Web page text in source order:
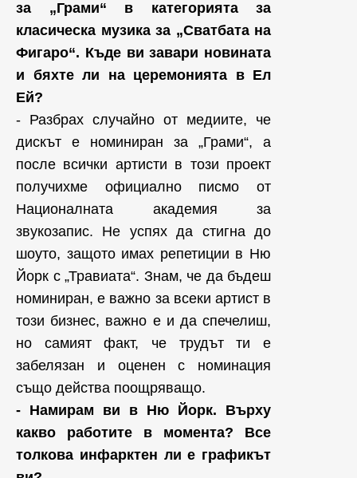
за „Грами“ в категорията за
класическа музика за „Сватбата на
Фигаро“. Къде ви завари новината
и бяхте ли на церемонията в Ел
Ей?
- Разбрах случайно от медиите, че
дискът е номиниран за „Грами“, а
после всички артисти в този проект
получихме официално писмо от
Националната академия за
звукозапис. Не успях да стигна до
шоуто, защото имах репетиции в Ню
Йорк с „Травиата“. Знам, че да бъдеш
номиниран, е важно за всеки артист в
този бизнес, важно е и да спечелиш,
но самият факт, че трудът ти е
забелязан и оценен с номинация
също действа поощряващо.
- Намирам ви в Ню Йорк. Върху
какво работите в момента? Все
толкова инфарктен ли е графикът